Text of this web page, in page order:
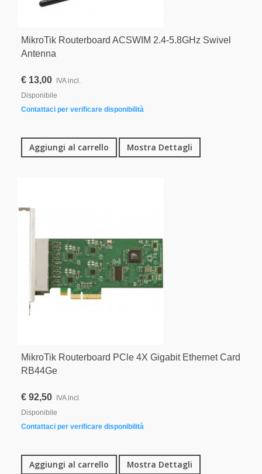
MikroTik Routerboard ACSWIM 2.4-5.8GHz Swivel
Antenna
€ 13,00 IVA incl.
Disponibile
Contattaci per verificare disponibilità
Aggiungi al carrello Mostra Dettagli
MikroTik Routerboard PCle 4X Gigabit Ethernet Card
RB44Ge
€ 92,50
IVA incl.
Disponibile
Contattaci per verificare disponibilità
Aggiungi al carrello Mostra Dettagli